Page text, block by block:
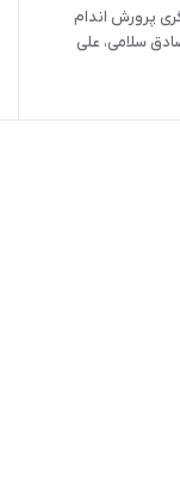
پرورش اندام
سلامی، علی